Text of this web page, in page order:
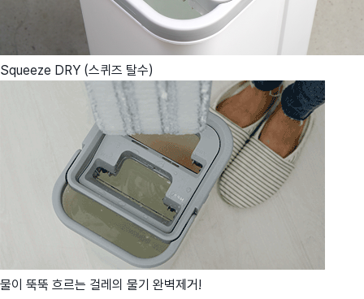
Squeeze DRY (스퀴즈 탈수)
물이 뚝뚝 흐르는 걸레의 물기 완벽제거!